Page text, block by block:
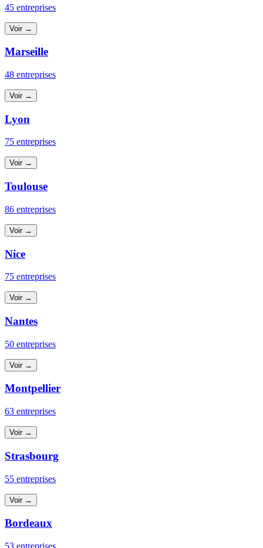
45 entreprises
Voir →
Marseille
48 entreprises
Voir →
Lyon
75 entreprises
Voir →
Toulouse
86 entreprises
Voir →
Nice
75 entreprises
Voir →
Nantes
50 entreprises
Voir →
Montpellier
63 entreprises
Voir →
Strasbourg
55 entreprises
Voir →
Bordeaux
53 entreprises